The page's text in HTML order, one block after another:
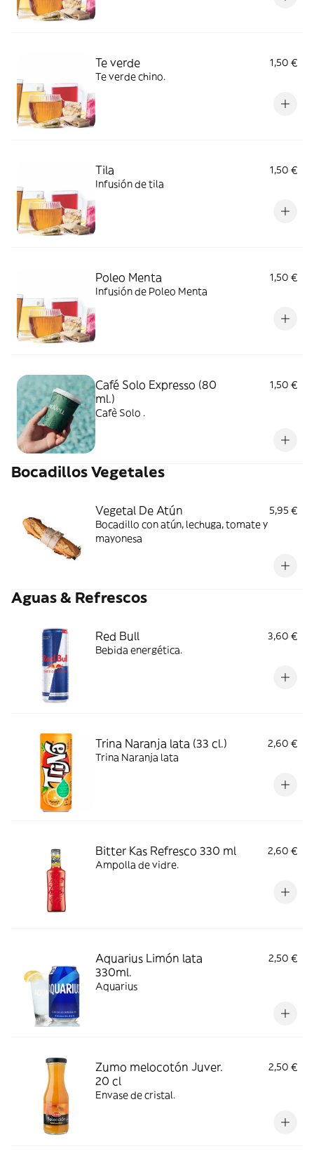
Te verde
1,50 €
Te verde chino.
Tila
1,50 €
Infusión de tila
Poleo Menta
1,50 €
Infusión de Poleo Menta
Café Solo Expresso (80
ml.)
1,50 €
Cafè Solo .
Bocadillos Vegetales
Vegetal De Atún
5,95 €
Bocadillo con atún, lechuga, tomate y
mayonesa
Aguas & Refrescos
Red Bull
3,60 €
Bebida energética.
Trina Naranja lata (33 cl.)
2,60 €
Trina Naranja lata
Bitter Kas Refresco 330 ml
2,60 €
Ampolla de vidre.
Aquarius Limón lata
330ml.
2,50 €
Aquarius
Zumo melocotón Juver.
20 cl
2,50 €
Envase de cristal.